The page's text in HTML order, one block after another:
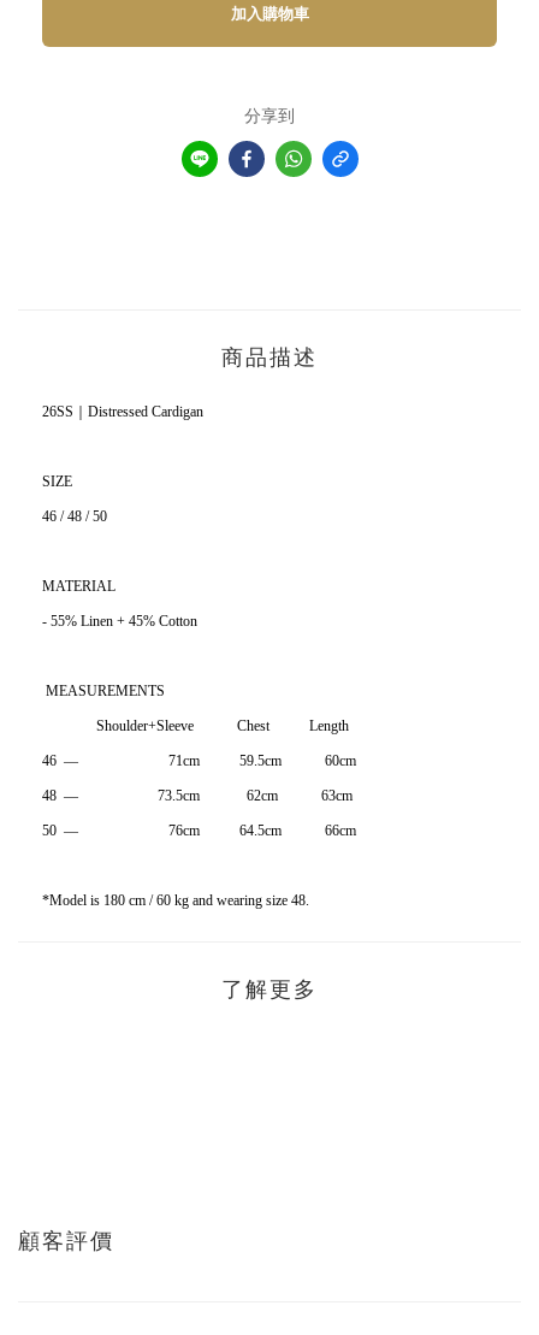
加入購物車
分享到
商品描述
26SS｜Distressed Cardigan
SIZE
46 / 48 / 50
MATERIAL
- 55% Linen + 45% Cotton
MEASUREMENTS
Shoulder+Sleeve Chest Length
46 — 71cm 59.5cm 60cm
48 — 73.5cm 62cm 63cm
50 — 76cm 64.5cm 66cm
*Model is 180 cm / 60 kg and wearing size 48.
了解更多
顧客評價